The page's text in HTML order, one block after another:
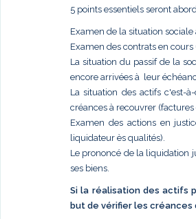
5 points essentiels seront
Examen de la situation
Examen des contrats en
La situation du passif de la
encore arrivées à leur
La situation des actifs c'est-
créances à recouvrer
Examen des actions en
liquidateur ès qualités).
Le prononcé de la liquidation
ses biens.
Si la réalisation des actifs
but de vérifier les créances